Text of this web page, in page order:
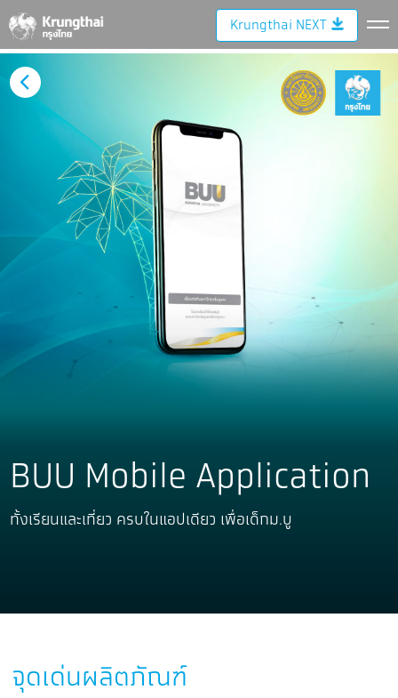
Krungthai NEXT
BUU Mobile Application
ทั้งเรียนและเที่ยว ครบในแอปเดียว เพื่อเด็กม.บู
จุดเด่นผลิตภัณฑ์